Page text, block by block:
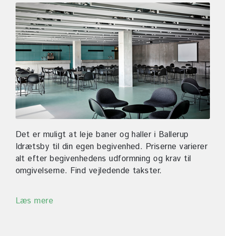
Det er muligt at leje baner og haller i Ballerup
Idrætsby til din egen begivenhed. Priserne varierer
alt efter begivenhedens udformning og krav til
omgivelserne. Find vejledende takster.
Læs mere